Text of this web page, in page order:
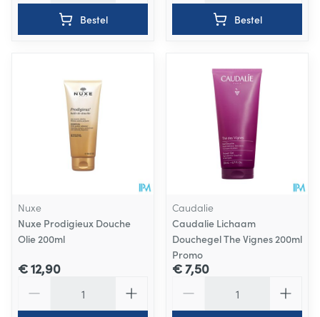
Bestel Bestel
Nuxe
Nuxe Prodigieux Douche
Olie 200ml
€ 12,90
Caudalie
Caudalie Lichaam
Douchegel The Vignes 200ml
Promo
€ 7,50